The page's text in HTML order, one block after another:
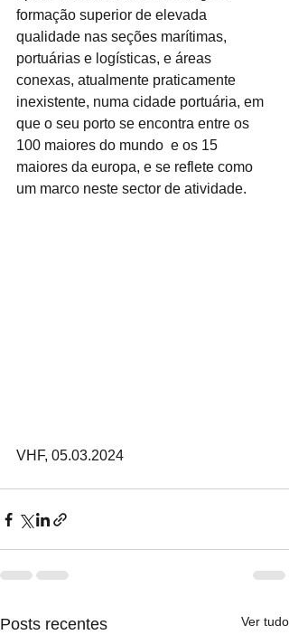
formação superior de elevada
qualidade nas seções marítimas,
portuárias e logísticas, e áreas
conexas, atualmente praticamente
inexistente, numa cidade portuária, em
que o seu porto se encontra entre os
100 maiores do mundo  e os 15
maiores da europa, e se reflete como
um marco neste sector de atividade.
VHF, 05.03.2024
Posts recentes Ver tudo